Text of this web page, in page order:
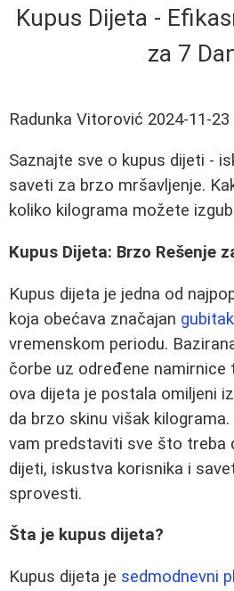
Kupus Dijeta -
za 7
Radunka Vitorović 2024-11-23
Saznajte sve o kupus dijeti -
saveti za brzo mršavljenje.
koliko kilograma možete
Kupus Dijeta: Brzo Rešenje
Kupus dijeta je jedna od
koja obećava značajan
vremenskom periodu.
čorbe uz određene namirnice
ova dijeta je postala omiljeni
da brzo skinu višak
vam predstaviti sve što treba
dijeti, iskustva korisnika i
sprovesti.
Šta je kupus dijeta?
Kupus dijeta je sedmodnevni